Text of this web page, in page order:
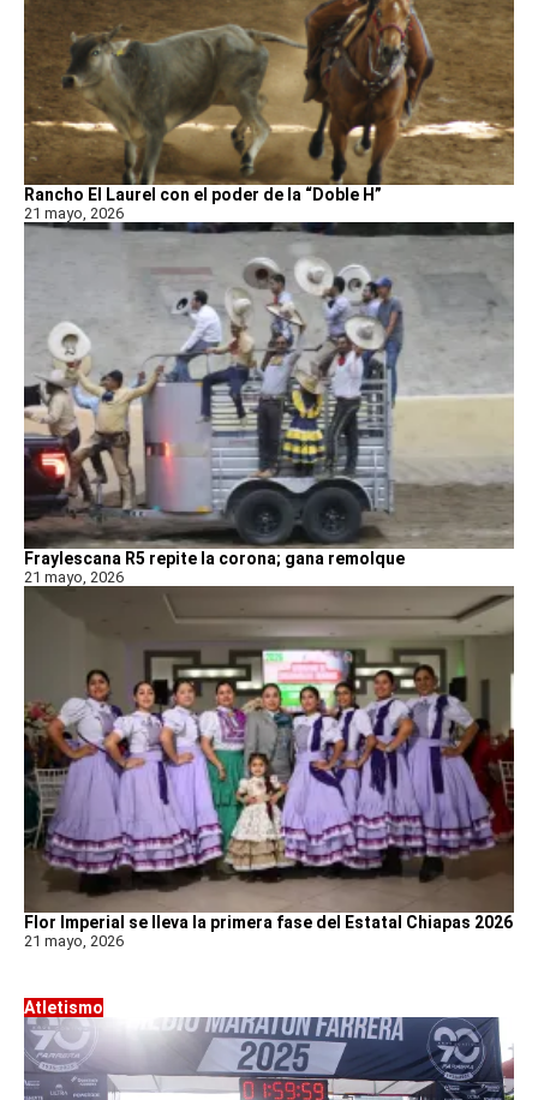
Rancho El Laurel con el poder de la “Doble H”
21 mayo, 2026
Fraylescana R5 repite la corona; gana remolque
21 mayo, 2026
Flor Imperial se lleva la primera fase del Estatal Chiapas 2026
21 mayo, 2026
Atletismo